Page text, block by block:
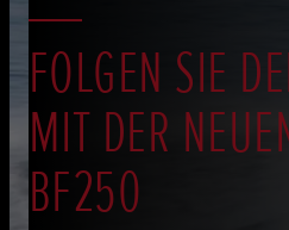
FOLGEN SIE
MIT DER
BF250